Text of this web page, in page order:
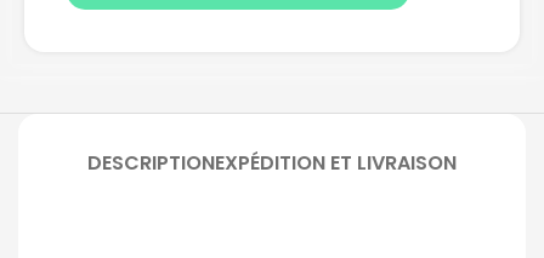
DESCRIPTIONEXPÉDITION ET LIVRAISON